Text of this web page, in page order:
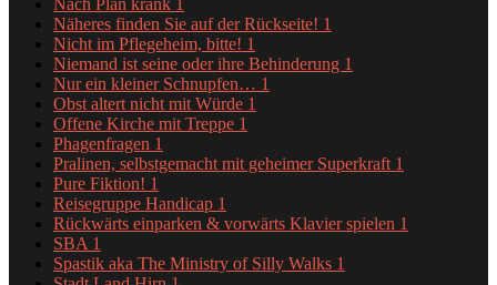
Nach Plan krank 1
Näheres finden Sie auf der Rückseite! 1
Nicht im Pflegeheim, bitte! 1
Niemand ist seine oder ihre Behinderung 1
Nur ein kleiner Schnupfen… 1
Obst altert nicht mit Würde 1
Offene Kirche mit Treppe 1
Phagenfragen 1
Pralinen, selbstgemacht mit geheimer Superkraft 1
Pure Fiktion! 1
Reisegruppe Handicap 1
Rückwärts einparken & vorwärts Klavier spielen 1
SBA 1
Spastik aka The Ministry of Silly Walks 1